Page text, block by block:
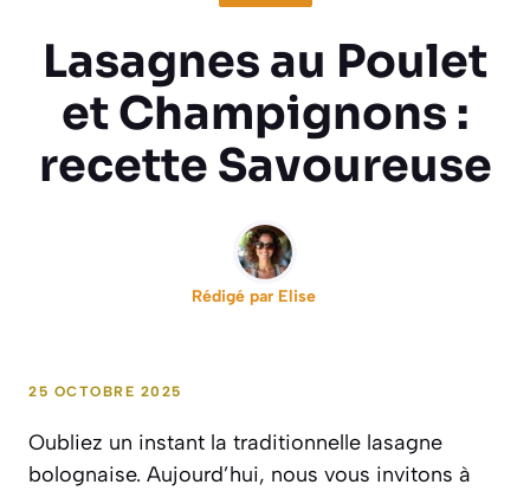
Lasagnes au Poulet
et Champignons :
recette Savoureuse
Rédigé par Elise
25 OCTOBRE 2025
Oubliez un instant la traditionnelle lasagne
bolognaise. Aujourd’hui, nous vous invitons à